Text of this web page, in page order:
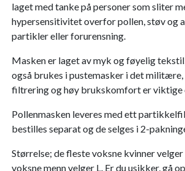
laget med tanke på personer som sliter
hypersensitivitet overfor pollen, støv og
partikler eller forurensning.
Masken er laget av myk og føyelig
også brukes i pustemasker i det
filtrering og høy brukskomfort er viktige
Pollenmasken leveres med ett
bestilles separat og de selges i 2-
Størrelse; de fleste voksne kvinner
voksne menn velger L. Er du usikker, gå